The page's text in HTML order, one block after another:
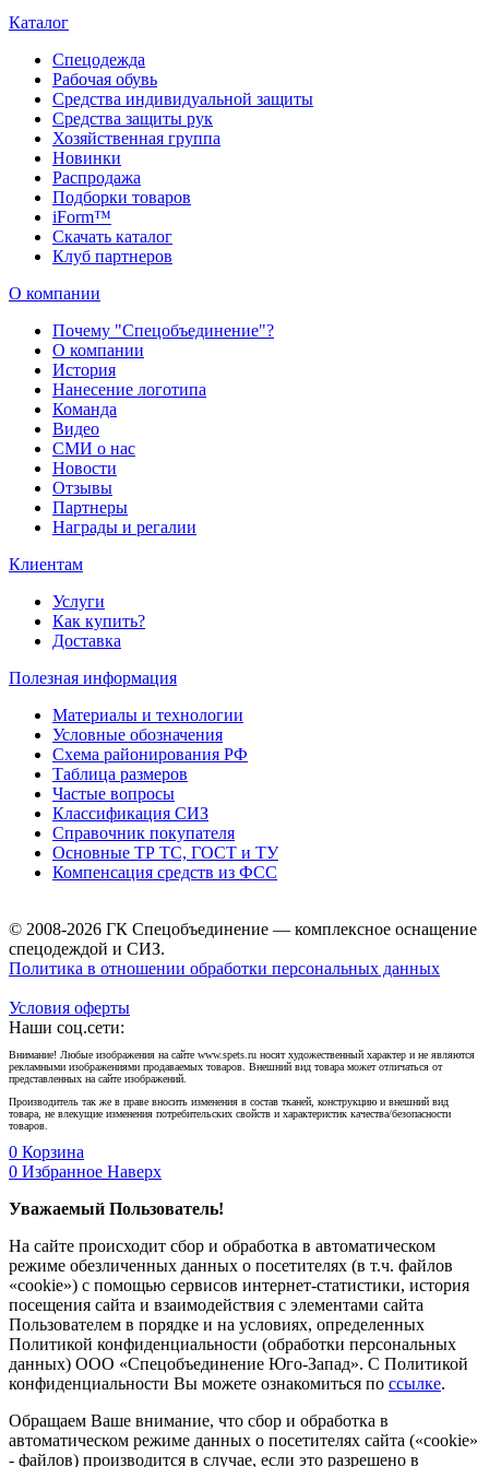
Каталог
Спецодежда
Рабочая обувь
Средства индивидуальной защиты
Средства защиты рук
Хозяйственная группа
Новинки
Распродажа
Подборки товаров
iForm™
Скачать каталог
Клуб партнеров
О компании
Почему "Спецобъединение"?
О компании
История
Нанесение логотипа
Команда
Видео
СМИ о нас
Новости
Отзывы
Партнеры
Награды и регалии
Клиентам
Услуги
Как купить?
Доставка
Полезная информация
Материалы и технологии
Условные обозначения
Схема районирования РФ
Таблица размеров
Частые вопросы
Классификация СИЗ
Справочник покупателя
Основные ТР ТС, ГОСТ и ТУ
Компенсация средств из ФСС
© 2008-2026 ГК Спецобъединение — комплексное оснащение
спецодеждой и СИЗ.
Политика в отношении обработки персональных данных
Условия оферты
Наши соц.сети:
Внимание! Любые изображения на сайте www.spets.ru носят художественный характер и не являются
рекламными изображениями продаваемых товаров. Внешний вид товара может отличаться от
представленных на сайте изображений.
Производитель так же в праве вносить изменения в состав тканей, конструкцию и внешний вид
товара, не влекущие изменения потребительских свойств и характеристик качества/безопасности
товаров.
0 Корзина
0 Избранное Наверх
Уважаемый Пользователь!
На сайте происходит сбор и обработка в автоматическом
режиме обезличенных данных о посетителях (в т.ч. файлов
«cookie») с помощью сервисов интернет-статистики, история
посещения сайта и взаимодействия с элементами сайта
Пользователем в порядке и на условиях, определенных
Политикой конфиденциальности (обработки персональных
данных) ООО «Спецобъединение Юго-Запад». С Политикой
конфиденциальности Вы можете ознакомиться по ссылке.
Обращаем Ваше внимание, что сбор и обработка в
автоматическом режиме данных о посетителях сайта («cookie»
- файлов) производится в случае, если это разрешено в